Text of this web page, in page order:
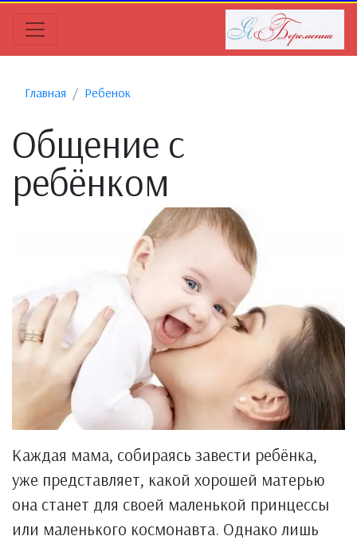
Главная Ребенок
Общение с
ребёнком
Каждая мама, собираясь завести ребёнка,
уже представляет, какой хорошей матерью
она станет для своей маленькой принцессы
или маленького космонавта. Однако лишь